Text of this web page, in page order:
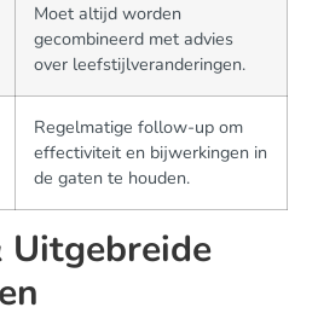
Moet altijd worden
gecombineerd met advies
over leefstijlveranderingen.
Regelmatige follow-up om
effectiviteit en bijwerkingen in
de gaten te houden.
Uitgebreide